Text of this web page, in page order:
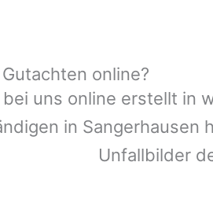
online?
uns online erstellt in
in Sangerhausen
Unfallbilder